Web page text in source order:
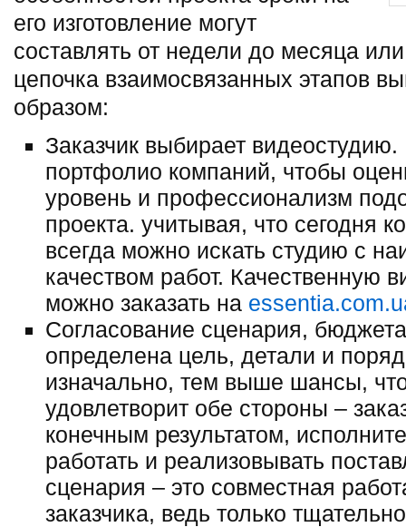
его изготовление могут
составлять от недели до месяца
цепочка взаимосвязанных этапов
образом:
Заказчик выбирает
портфолио компаний, чтобы
уровень и профессионализм
проекта. учитывая, что сегодня
всегда можно искать студию с
качеством работ. Качественную
можно заказать на
Согласование сценария,
определена цель, детали и
изначально, тем выше шансы,
удовлетворит обе стороны –
конечным результатом,
работать и реализовывать
сценария – это совместная
заказчика, ведь только